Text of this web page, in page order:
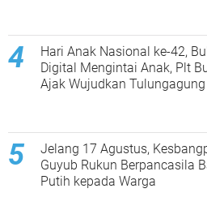
Hari Anak Nasional ke-42,
Digital Mengintai Anak, Plt
Ajak Wujudkan
Jelang 17 Agustus,
Guyub Rukun Berpancasila
Putih kepada Warga